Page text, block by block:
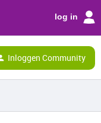
log in
Inloggen Community